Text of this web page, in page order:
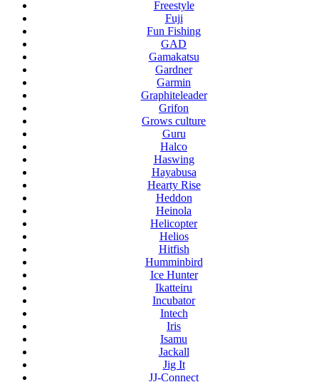
Freestyle
Fuji
Fun Fishing
GAD
Gamakatsu
Gardner
Garmin
Graphiteleader
Grifon
Grows culture
Guru
Halco
Haswing
Hayabusa
Hearty Rise
Heddon
Heinola
Helicopter
Helios
Hitfish
Humminbird
Ice Hunter
Ikatteiru
Incubator
Intech
Iris
Isamu
Jackall
Jig It
JJ-Connect